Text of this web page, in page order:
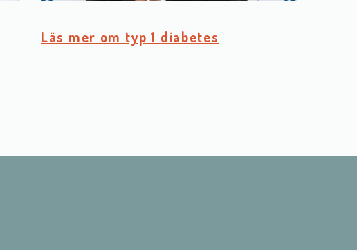
Läs mer om typ 1 diabetes